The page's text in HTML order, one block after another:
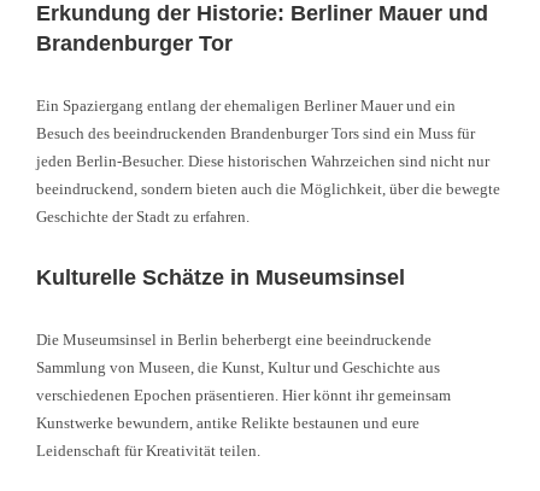
Erkundung der Historie: Berliner Mauer und
Brandenburger Tor
Ein Spaziergang entlang der ehemaligen Berliner Mauer und ein
Besuch des beeindruckenden Brandenburger Tors sind ein Muss für
jeden Berlin-Besucher. Diese historischen Wahrzeichen sind nicht nur
beeindruckend, sondern bieten auch die Möglichkeit, über die bewegte
Geschichte der Stadt zu erfahren.
Kulturelle Schätze in Museumsinsel
Die Museumsinsel in Berlin beherbergt eine beeindruckende
Sammlung von Museen, die Kunst, Kultur und Geschichte aus
verschiedenen Epochen präsentieren. Hier könnt ihr gemeinsam
Kunstwerke bewundern, antike Relikte bestaunen und eure
Leidenschaft für Kreativität teilen.